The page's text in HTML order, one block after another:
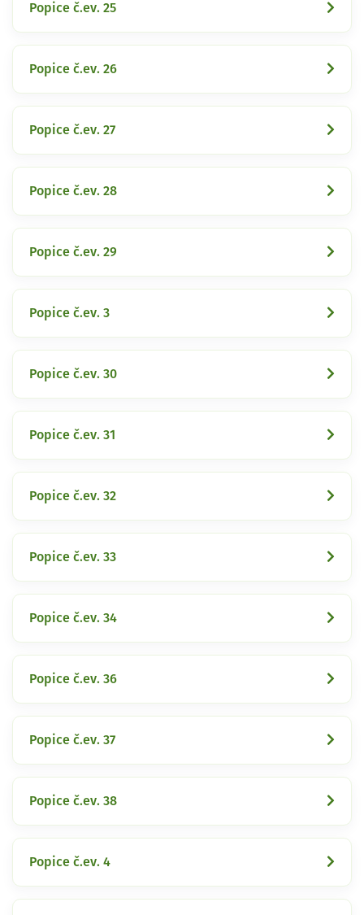
Popice č.ev. 25
Popice č.ev. 26
Popice č.ev. 27
Popice č.ev. 28
Popice č.ev. 29
Popice č.ev. 3
Popice č.ev. 30
Popice č.ev. 31
Popice č.ev. 32
Popice č.ev. 33
Popice č.ev. 34
Popice č.ev. 36
Popice č.ev. 37
Popice č.ev. 38
Popice č.ev. 4